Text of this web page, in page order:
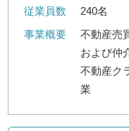
従業員数
240名
事業概要
不動産売
および仲
不動産ク
業